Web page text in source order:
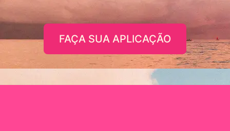
FAÇA SUA APLICAÇÃO